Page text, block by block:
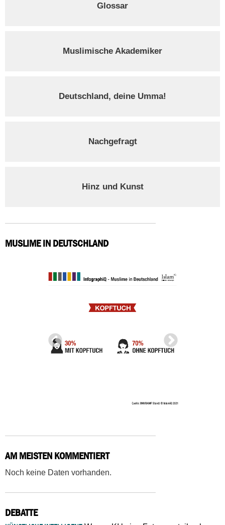
Glossar
Muslimische Akademiker
Deutschland, deine Umma!
Nachgefragt
Hinz und Kunst
MUSLIME IN DEUTSCHLAND
AM MEISTEN KOMMENTIERT
Noch keine Daten vorhanden.
DEBATTE